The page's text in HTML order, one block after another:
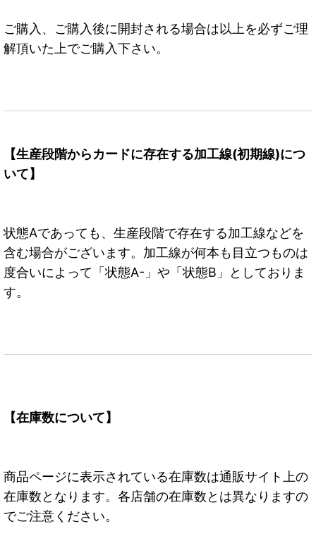
ご購入、ご購入後に開封される場合は以上を必ずご理
解頂いた上でご購入下さい。
【生産段階からカードに存在する加工線(初期線)につ
いて】
状態Aであっても、生産段階で存在する加工線などを
含む場合がございます。加工線が何本も目立つものは
度合いによって「状態A-」や「状態B」としておりま
す。
【在庫数について】
商品ページに表示されている在庫数は通販サイト上の
在庫数となります。各店舗の在庫数とは異なりますの
でご注意ください。